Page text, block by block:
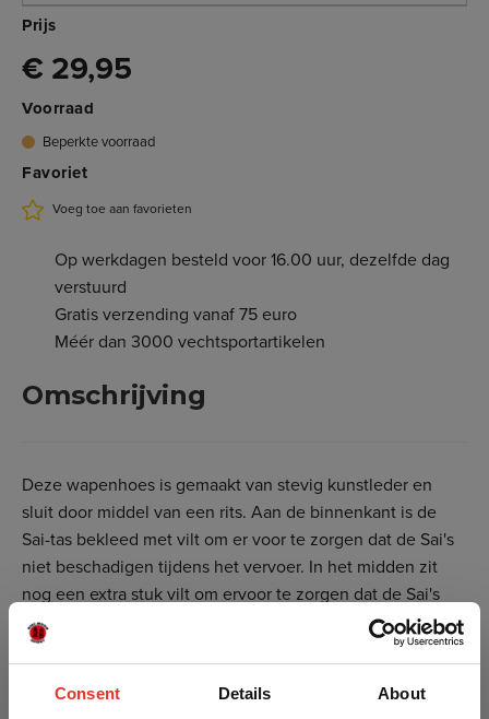
Consent Details About
Zwart
3.006.015
Prijs
€ 29,95
Voorraad
Beperkte voorraad
Favoriet
Voeg toe aan favorieten
Op werkdagen besteld voor 16.00 uur, dezelfde dag
verstuurd
Gratis verzending vanaf 75 euro
Méér dan 3000 vechtsportartikelen
Omschrijving
Deze wapenhoes is gemaakt van stevig kunstleder en
sluit door middel van een rits. Aan de binnenkant is de
Sai-tas bekleed met vilt om er voor te zorgen dat de Sai's
niet beschadigen tijdens het vervoer. In het midden zit
nog een extra stuk vilt om ervoor te zorgen dat de Sai's
elkaar niet raken bij het sluiten van de tas.
kleur: zwart, met een rode binnenkant